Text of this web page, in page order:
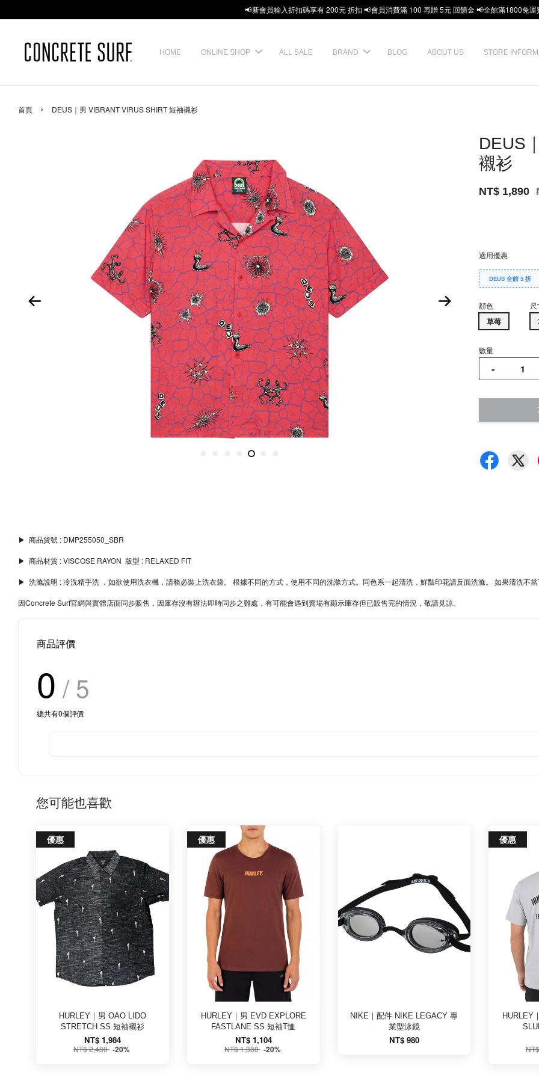
📢新會員輸入折扣碼享有 200元 折扣 📢會員消費滿 100 再贈 5元 回饋金 📢全館滿1800免運
HOME ONLINE SHOP ALL SALE BRAND BLOG ABOUT US STORE
首頁 › DEUS｜男 VIBRANT VIRUS SHIRT 短袖襯衫
DEUS
襯衫
NT$ 1,890
適用優惠
DEUS 全館 5 折
顔色
草莓
數量
-
▶︎ 商品貨號 : DMP255050_SBR
▶︎ 商品材質 : VISCOSE RAYON 版型 : RELAXED FIT
▶︎ 洗滌說明 : 冷洗精手洗 ，如欲使用洗衣機，請務必裝上洗衣袋。 根據不同的方式，使用不同的洗滌方式。同色系一起清洗，鮮豔印花請反面洗滌。 如果清洗不當
因Concrete Surf官網與實體店面同步販售，因庫存沒有辦法即時同步之難處，有可能會遇到賣場有顯示庫存但已販售完的情況，敬請見諒。
商品評價
0 / 5
總共有0個評價
您可能也喜歡
優惠
HURLEY｜男 OAO LIDO
STRETCH SS 短袖襯衫
NT$ 1,984
NT$ 2,480 -20%
優惠
HURLEY｜男 EVD EXPLORE
FASTLANE SS 短袖T恤
NT$ 1,104
NT$ 1,380 -20%
NIKE｜配件 NIKE LEGACY 專
業型泳鏡
NT$ 980
優惠
HURLEY